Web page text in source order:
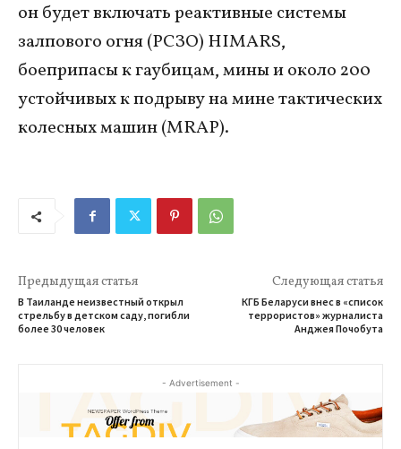
он будет включать реактивные системы
залпового огня (РСЗО) HIMARS,
боеприпасы к гаубицам, мины и около 200
устойчивых к подрыву на мине тактических
колесных машин (MRAP).
Предыдущая статья
В Таиланде неизвестный открыл
стрельбу в детском саду, погибли
более 30 человек
Следующая статья
КГБ Беларуси внес в «список
террористов» журналиста
Анджея Почобута
- Advertisement -